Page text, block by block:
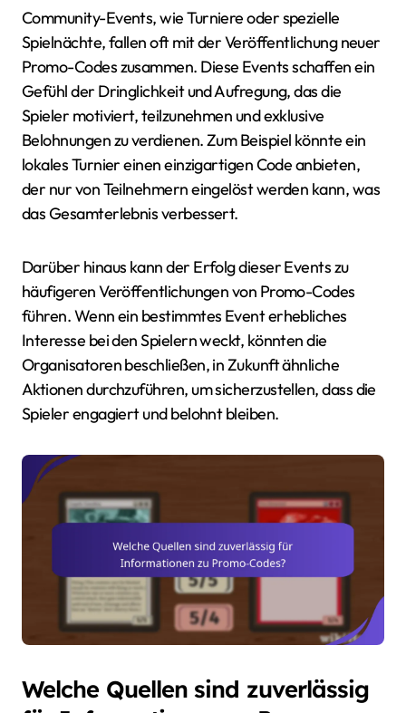
Community-Events, wie Turniere oder spezielle
Spielnächte, fallen oft mit der Veröffentlichung neuer
Promo-Codes zusammen. Diese Events schaffen ein
Gefühl der Dringlichkeit und Aufregung, das die
Spieler motiviert, teilzunehmen und exklusive
Belohnungen zu verdienen. Zum Beispiel könnte ein
lokales Turnier einen einzigartigen Code anbieten,
der nur von Teilnehmern eingelöst werden kann, was
das Gesamterlebnis verbessert.
Darüber hinaus kann der Erfolg dieser Events zu
häufigeren Veröffentlichungen von Promo-Codes
führen. Wenn ein bestimmtes Event erhebliches
Interesse bei den Spielern weckt, könnten die
Organisatoren beschließen, in Zukunft ähnliche
Aktionen durchzuführen, um sicherzustellen, dass die
Spieler engagiert und belohnt bleiben.
Welche Quellen sind zuverlässig